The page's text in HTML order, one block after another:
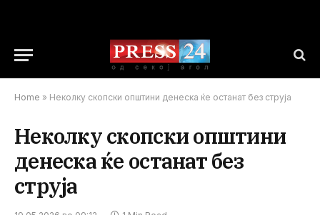
Home » Неколку скопски општини денеска ќе останат без струја
Неколку скопски општини
денеска ќе останат без
струја